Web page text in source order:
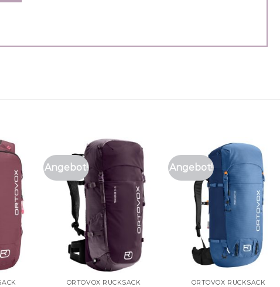
Angebot!
ORTOVOX RUCKSACK
Angebot!
ORTOVOX RUCKSACK